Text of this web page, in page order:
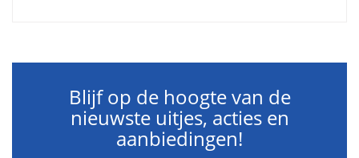
Blijf op de hoogte van de
nieuwste uitjes, acties en
aanbiedingen!